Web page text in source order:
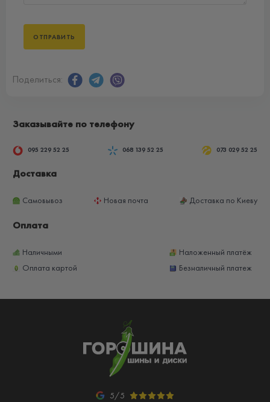
Поделиться:
Заказывайте по телефону
095 229 52 25 068 139 52 25 073 029 52 25
Доставка
Самовывоз Новая почта Доставка по Киеву
Оплата
Наличными
Наложенный платёж
Оплата картой
Безналичный платеж
5/5